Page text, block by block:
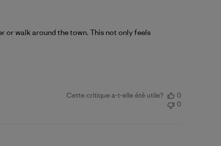
or walk around the town. This not only feels
Cette critique a-t-elle été utile?
0
0